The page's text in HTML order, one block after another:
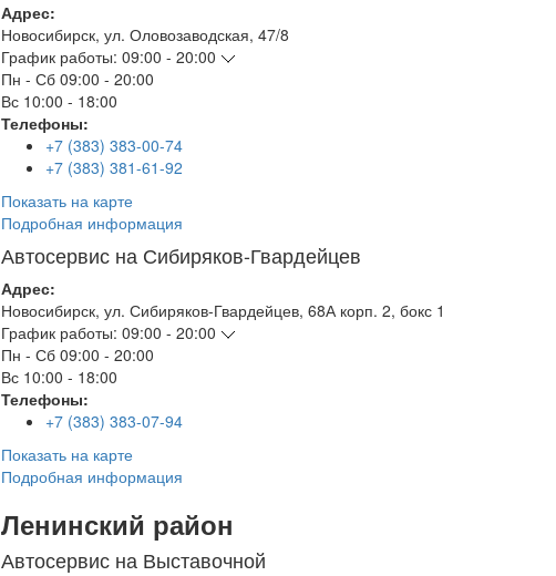
Адрес:
Новосибирск, ул. Оловозаводская, 47/8
График работы: 09:00 - 20:00
Пн - Сб 09:00 - 20:00
Вс 10:00 - 18:00
Телефоны:
+7 (383) 383-00-74
+7 (383) 381-61-92
Показать на карте
Подробная информация
Автосервис на Сибиряков-Гвардейцев
Адрес:
Новосибирск, ул. Сибиряков-Гвардейцев, 68А корп. 2, бокс 1
График работы: 09:00 - 20:00
Пн - Сб 09:00 - 20:00
Вс 10:00 - 18:00
Телефоны:
+7 (383) 383-07-94
Показать на карте
Подробная информация
Ленинский район
Автосервис на Выставочной